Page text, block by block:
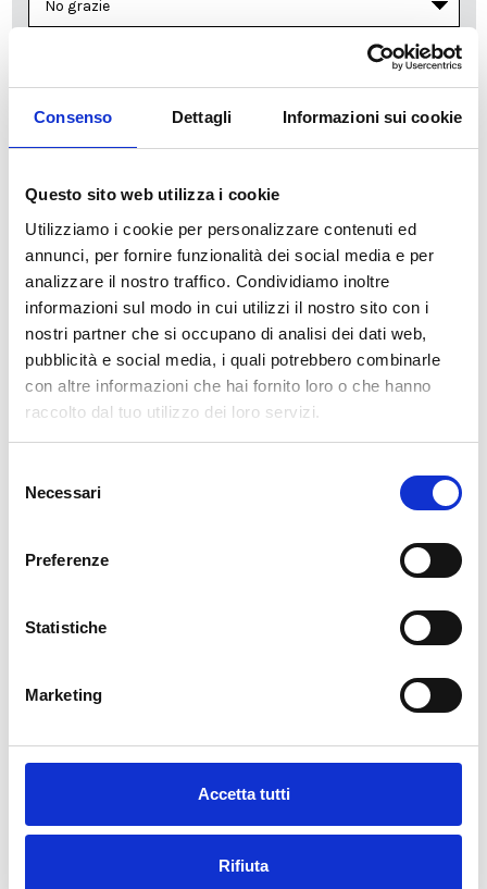
Consenso Dettagli Informazioni sui cookie
Questo sito web utilizza i cookie
Utilizziamo i cookie per personalizzare contenuti ed
annunci, per fornire funzionalità dei social media e per
analizzare il nostro traffico. Condividiamo inoltre
informazioni sul modo in cui utilizzi il nostro sito con i
nostri partner che si occupano di analisi dei dati web,
pubblicità e social media, i quali potrebbero combinarle
con altre informazioni che hai fornito loro o che hanno
raccolto dal tuo utilizzo dei loro servizi.
delNecessari
Preferenze
Statistiche
Marketing
Accetta tutti
Rifiuta
Il reparto produzione sarà chiuso dall'8|08 al
in poi verranno lavoratia partire dal 24|08|2026e
spediti compatibilmente con i tempi di produzione e
cartadaparati.it vi augura una Felice Estate!
Disponibile
34,49 € 49,28 € -30%
Tasse incluse
AGGIUNGI AL CARRELLO
Descrizione
La nostra carta da parati Italiana è il frutto di anni di esperienza e
style e nei colori GRATUITAMENTE dai nostri designer e adatta ad
ogni tipo di esigenza, grazie al suo design versatile e raffinato.
sostanze chimiche pericolose. Inoltre, possiede le certificazioni